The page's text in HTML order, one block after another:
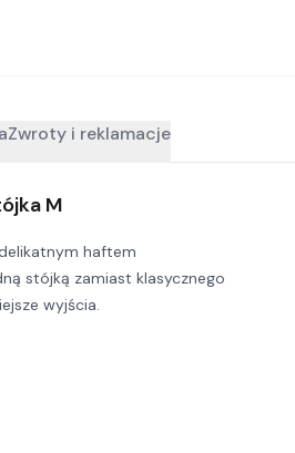
Zwroty i reklamacje
M
haftem
stójką zamiast klasycznego
wyjścia.